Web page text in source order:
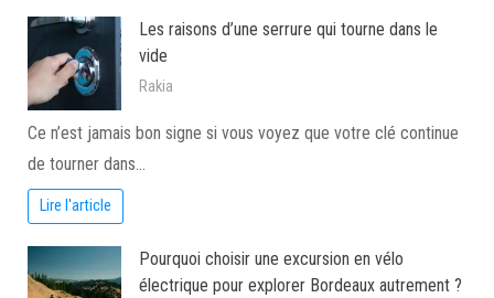
Les raisons d’une serrure qui tourne dans le
vide
Rakia
Ce n’est jamais bon signe si vous voyez que votre clé continue
de tourner dans…
Lire l'article
Pourquoi choisir une excursion en vélo
électrique pour explorer Bordeaux autrement ?